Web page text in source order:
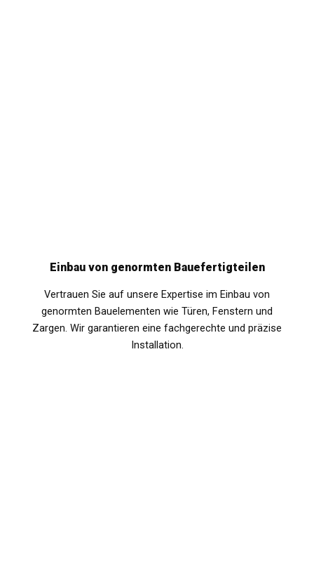
Einbau von genormten Bauefertigteilen
Vertrauen Sie auf unsere Expertise im Einbau von
genormten Bauelementen wie Türen, Fenstern und
Zargen. Wir garantieren eine fachgerechte und präzise
Installation.